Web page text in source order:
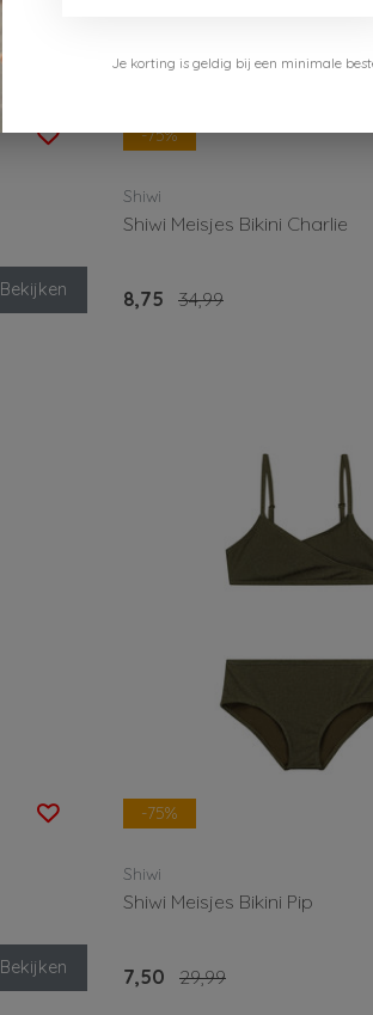
Bekijken
-75%
Shiwi
Shiwi Meisjes Bikini Charlie
8,75 34,99
Bekijken
-75%
Shiwi
Shiwi Meisjes Bikini Pip
7,50 29,99
Je korting is geldig bij een minimale